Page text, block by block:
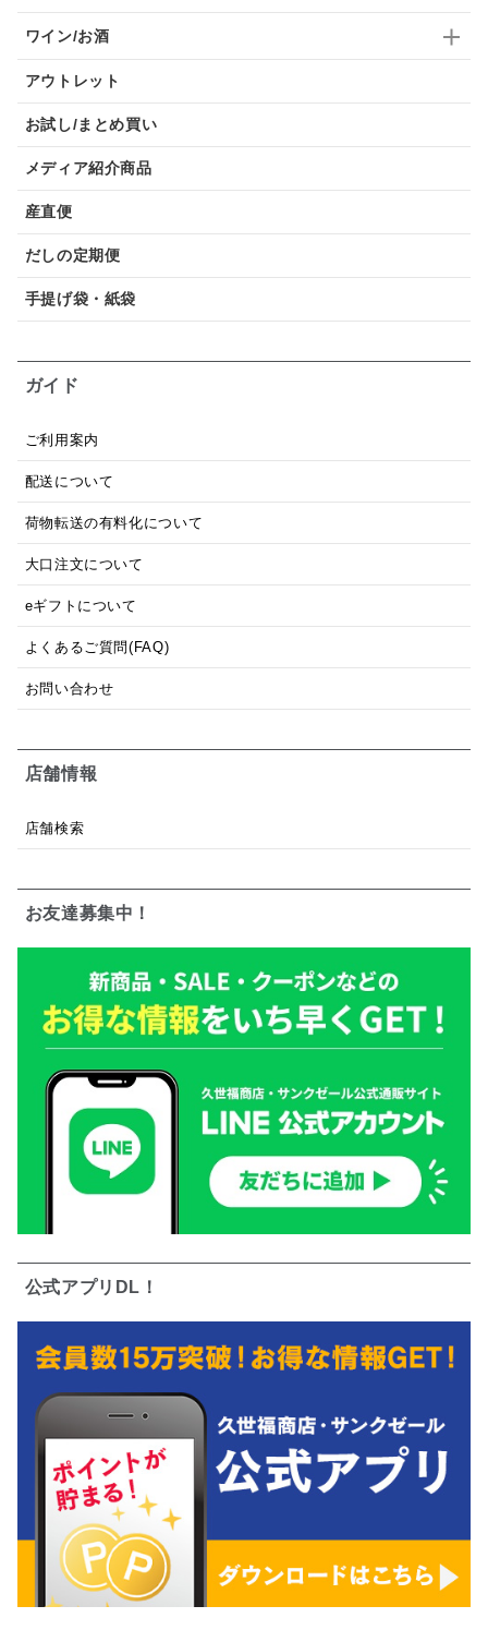
ワイン/お酒
アウトレット
お試し/まとめ買い
メディア紹介商品
産直便
だしの定期便
手提げ袋・紙袋
ガイド
ご利用案内
配送について
荷物転送の有料化について
大口注文について
eギフトについて
よくあるご質問(FAQ)
お問い合わせ
店舗情報
店舗検索
お友達募集中！
公式アプリDL！